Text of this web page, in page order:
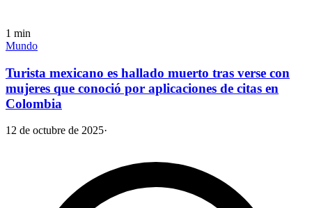
1 min
Mundo
Turista mexicano es hallado muerto tras verse con
mujeres que conoció por aplicaciones de citas en
Colombia
12 de octubre de 2025·